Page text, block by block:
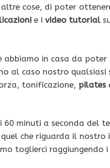
cose, di poter
e i video tutorial
abbiamo in casa da
al caso nostro qualsiasi
tonificazione, pilates
60 minuti a seconda del
che riguarda il nostro
toglierci raggiungendo